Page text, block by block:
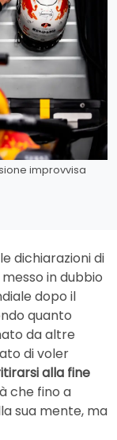
improvvisa
dichiarazioni di
in dubbio
dopo il
quanto
da altre
di voler
alla fine
che fino a
sua mente, ma